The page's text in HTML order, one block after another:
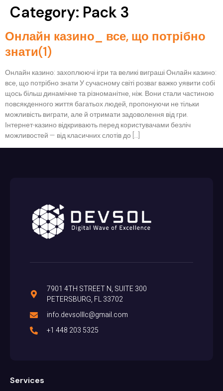
Category: Pack 3
Онлайн казино_ все, що потрібно
знати(1)
Онлайн казино: захоплюючі ігри та великі виграші Онлайн казино:
все, що потрібно знати У сучасному світі розваг важко уявити собі
щось більш динамічне та різноманітне, ніж. Вони стали частиною
повсякденного життя багатьох людей, пропонуючи не тільки
можливість виграти, але й отримати задоволення від гри.
Інтернет-казино відкривають перед користувачами безліч
можливостей — від класичних слотів до […]
7901 4TH STREET N, SUITE 300
PETERSBURG, FL 33702
info.devsolllc@gmail.com
+1 448 203 5325
Services